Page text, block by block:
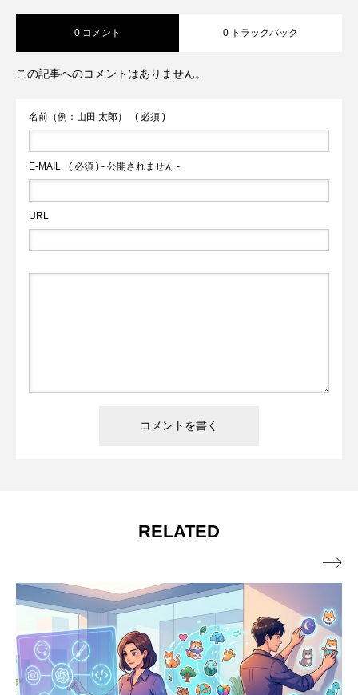
0 コメント 0 トラックバック
この記事へのコメントはありません。
名前（例：山田 太郎） ( 必須 )
E-MAIL ( 必須 ) - 公開されません -
URL
RELATED
